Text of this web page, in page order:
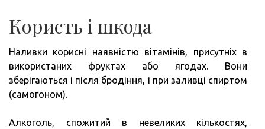
Користь і шкода
Наливки корисні наявністю вітамінів, присутніх в
використаних фруктах або ягодах. Вони
зберігаються і після бродіння, і при заливці спиртом
(самогоном).
Алкоголь, спожитий в невеликих кількостях,